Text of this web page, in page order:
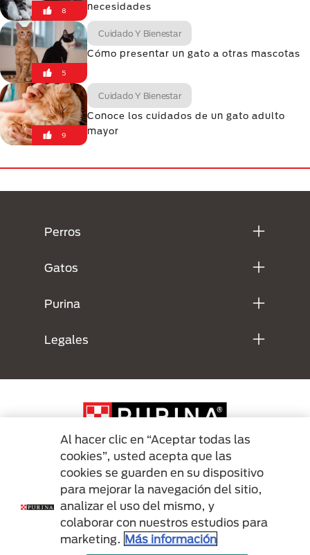
8
necesidades
5
Cuidado Y Bienestar
Cómo presentar un gato a otras mascotas
9
Cuidado Y Bienestar
Conoce los cuidados de un gato adulto
mayor
Perros
Gatos
Purina
Legales
Menu Footer Secundario Purina
All Nestlé Purina trademarks owned by Société des Produits Nestlé S.A.,
Vevey, Switzerland or are used with permission.
Al hacer clic en “Aceptar todas las
cookies”, usted acepta que las
cookies se guarden en su dispositivo
para mejorar la navegación del sitio,
analizar el uso del mismo, y
colaborar con nuestros estudios para
marketing. Más información